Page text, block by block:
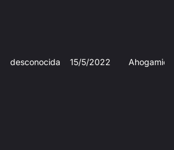
desconocida 15/5/2022